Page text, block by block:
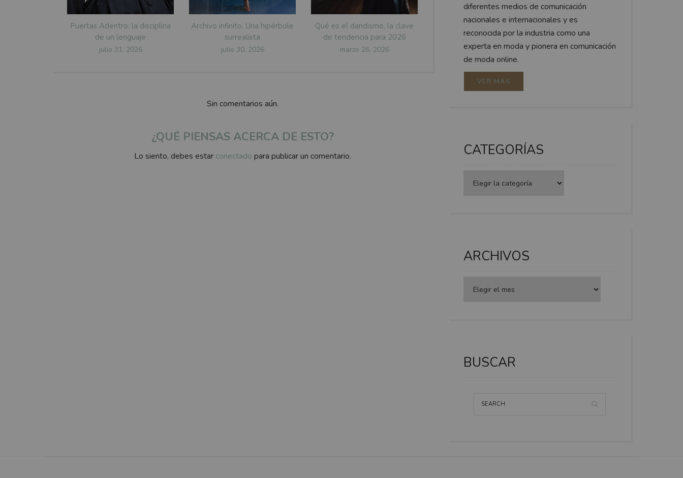
Puertas Adentro: la disciplina
de un lenguaje
Posted
julio 31, 2026
Archivo infinito. Una hipérbole
surrealista
Posted
julio 30, 2026
Qué es el dandismo, la clave
de tendencia para 2026
Posted
marzo 26, 2026
Sin comentarios aún.
¿QUÉ PIENSAS ACERCA DE ESTO?
Lo siento, debes estar conectado para publicar un comentario.
diferentes medios de comunicación
nacionales e internacionales y es
reconocida por la industria como una
experta en moda y pionera en comunicación
de moda online.
VER MÁS
CATEGORÍAS
ARCHIVOS
BUSCAR